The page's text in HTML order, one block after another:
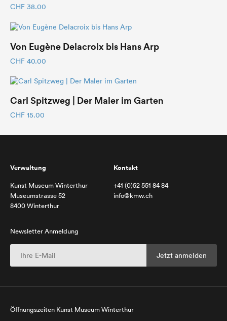
CHF 38.00
Von Eugène Delacroix bis Hans Arp
CHF 40.00
Carl Spitzweg | Der Maler im Garten
CHF 15.00
Verwaltung
Kunst Museum Winterthur
Museumstrasse 52
8400 Winterthur
Kontakt
+41 (0)52 551 84 84
info@kmw.ch
Newsletter Anmeldung
Öffnungszeiten Kunst Museum Winterthur